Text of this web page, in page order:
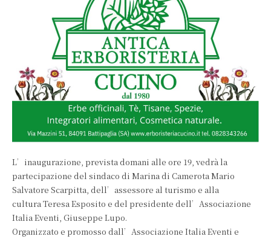
L’inaugurazione, prevista domani alle ore 19, vedrà la
partecipazione del sindaco di Marina di Camerota Mario
Salvatore Scarpitta, dell’assessore al turismo e alla
cultura Teresa Esposito e del presidente dell’Associazione
Italia Eventi, Giuseppe Lupo.
Organizzato e promosso dall’Associazione Italia Eventi e